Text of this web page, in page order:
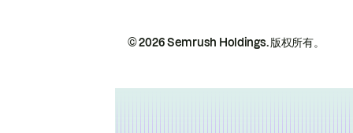
© 2026 Semrush Holdings.版权所有。